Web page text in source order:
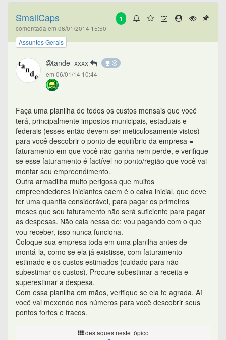
1
SmallCaps
comentada em 06/01/2014 15:50
Assuntos Gerais
tande_xxxx
em 06/01/14 10:44
Faça uma planilha de todos os custos mensais que você
terá, principalmente impostos municipais, estaduais e
federais (esses então devem ser meticulosamente vistos)
para você descobrir o ponto de equilíbrio da empresa =
faturamento em que você não ganha nem perde, e verifique
se esse faturamento é factível no ponto/região que você vai
montar seu empreendimento.
Outra armadilha muito perigosa que muitos
empreendedores iniciantes caem é o caixa inicial, que deve
ter uma quantia considerável, para pagar os primeiros
meses que seu faturamento não será suficiente para pagar
as despesas. Não caia nessa de: vou pagando com o que
vou receber, isso nunca funciona.
Coloque sua empresa toda em uma planilha antes de
montá-la, como se ela já existisse, com faturamento
estimado e os custos estimados (cuidado para não
subestimar os custos). Procure subestimar a receita e
superestimar a despesa.
Com essa planilha em mãos, verifique se ela te agrada. Aí
você vai mexendo nos números para você descobrir seus
pontos fortes e fracos.
destaques neste tópico